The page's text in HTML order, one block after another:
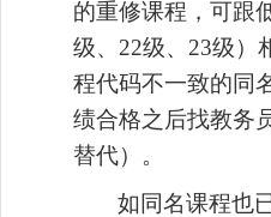
的重修课程 ， 可跟
级、22级、23级）
程代码不一致的同
绩合格之后找教务
替代）。
如同名课程也